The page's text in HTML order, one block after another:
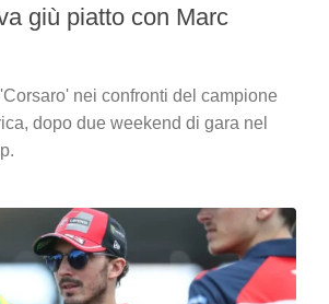
giù piatto con Marc
nei confronti del campione
dopo due weekend di gara nel